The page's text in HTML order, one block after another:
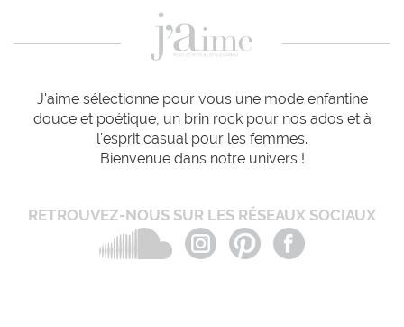
J'aime sélectionne pour vous une mode enfantine
douce et poétique, un brin rock pour nos ados et à
l'esprit casual pour les femmes.
Bienvenue dans notre univers !
RETROUVEZ-NOUS SUR LES RÉSEAUX SOCIAUX